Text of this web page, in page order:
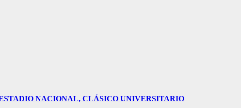
NACIONAL, CLÁSICO UNIVERSITARIO